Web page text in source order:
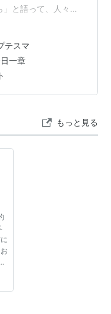
と語って、人々に
ことにより、救い
いうことです。イ
は荒野で叫び、主
道とは、心の悔い
、言葉だけでなく実
テスマ
一章
もっと見る